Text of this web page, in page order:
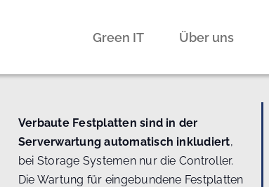
Green IT Über uns
Verbaute Festplatten sind in der
Serverwartung automatisch inkludiert,
bei Storage Systemen nur die Controller.
Die Wartung für eingebundene Festplatten